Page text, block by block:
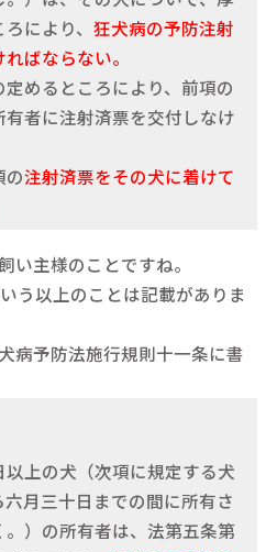
により、 狂犬病の予防注射
ばならない。
めるところにより、前項の
者に注射済票を交付しなけ
注射済票をその犬に着けて
い主様のことですね。
う以上のことは記載がありま
病予防法施行規則十一条に書
上の犬（次項に規定する犬
月三十日までの間に所有さ
）の所有者は、法第五条第